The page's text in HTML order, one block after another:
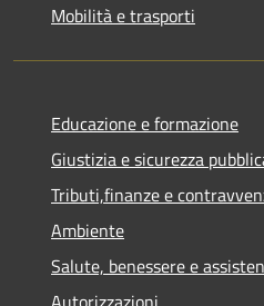
Mobilità e trasporti
Educazione e formazione
Giustizia e sicurezza
Tributi,finanze e
Ambiente
Salute, benessere e